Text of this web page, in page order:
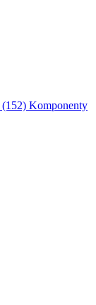
(152) Komponenty